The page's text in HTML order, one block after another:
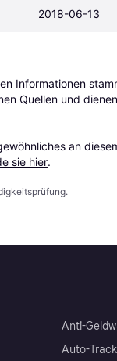
2018-06-13
Informationen
Quellen und
an
sie hier.
Anti-
Auto-Track